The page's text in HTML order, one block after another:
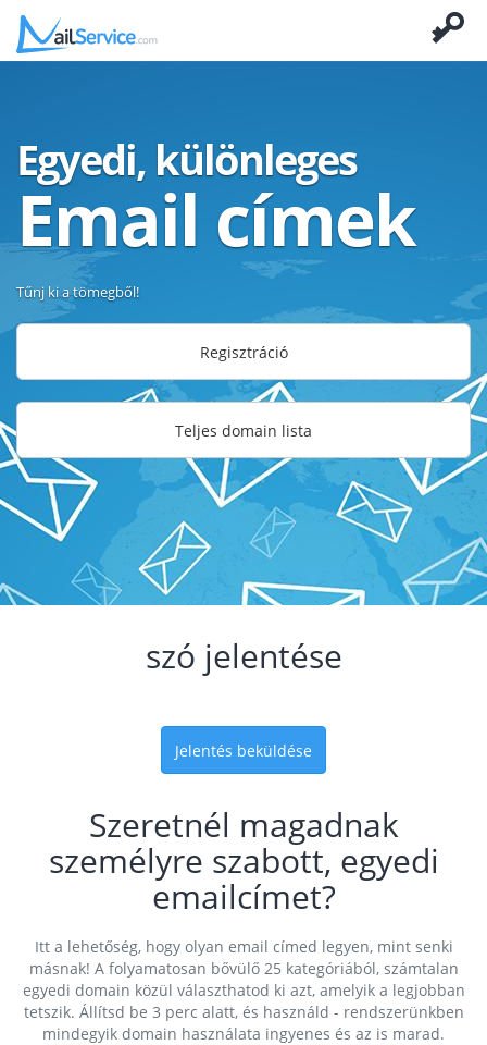
Egyedi, különleges
Email címek
Tűnj ki a tömegből!
Regisztráció
Teljes domain lista
szó jelentése
Jelentés beküldése
Szeretnél magadnak
személyre szabott, egyedi
emailcímet?
Itt a lehetőség, hogy olyan email címed legyen, mint senki
másnak! A folyamatosan bővülő 25 kategóriából, számtalan
egyedi domain közül választhatod ki azt, amelyik a legjobban
tetszik. Állítsd be 3 perc alatt, és használd - rendszerünkben
mindegyik domain használata ingyenes és az is marad.